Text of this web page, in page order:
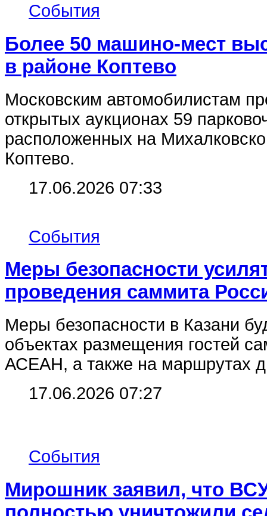
События
Более 50 машино-мест
в районе Коптево
Московским автомобилистам
открытых аукционах 59
расположенных на
Коптево.
17.06.2026 07:33
События
Меры безопасности
проведения саммита
Меры безопасности в Казани
объектах размещения гостей
АСЕАН, а также на маршрутах
17.06.2026 07:27
События
Мирошник заявил, что